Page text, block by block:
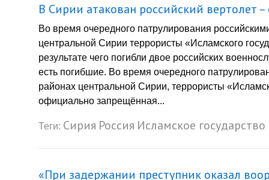
В Сирии атакован российский вертолет
Во время очередного патрулирования
центральной Сирии террористы «Исламского
результате чего погибли двое российских
есть погибшие. Во время очередного
районах центральной Сирии, террористы
официально запрещённая...
Теги: Сирия Россия Исламское государство
«При задержании преступник оказал